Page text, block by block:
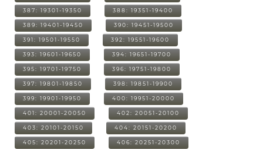
387: 19301-19350 388: 19351-19400
389: 19401-19450 390: 19451-19500
391: 19501-19550 392: 19551-19600
393: 19601-19650 394: 19651-19700
395: 19701-19750 396: 19751-19800
397: 19801-19850 398: 19851-19900
399: 19901-19950 400: 19951-20000
401: 20001-20050 402: 20051-20100
403: 20101-20150 404: 20151-20200
405: 20201-20250 406: 20251-20300